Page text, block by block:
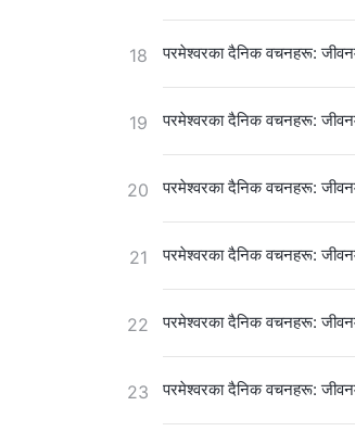
18 परमेश्‍वरका दैनिक वचनहरू:
19 परमेश्‍वरका दैनिक वचनहरू:
20 परमेश्‍वरका दैनिक वचनहरू:
21 परमेश्‍वरका दैनिक वचनहरू:
22 परमेश्‍वरका दैनिक वचनहरू:
23 परमेश्‍वरका दैनिक वचनहरू: